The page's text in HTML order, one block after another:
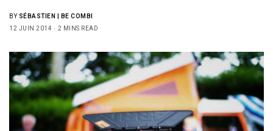
BY SÉBASTIEN | BE COMBI
12 JUIN 2014
2 MINS READ